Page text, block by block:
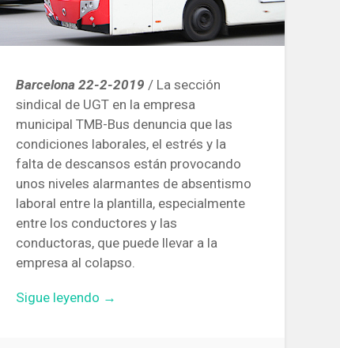
Barcelona 22-2-2019 / La sección
sindical de UGT en la empresa
municipal TMB-Bus denuncia que las
condiciones laborales, el estrés y la
falta de descansos están provocando
unos niveles alarmantes de absentismo
laboral entre la plantilla, especialmente
entre los conductores y las
conductoras, que puede llevar a la
empresa al colapso.
Sigue leyendo «La
→